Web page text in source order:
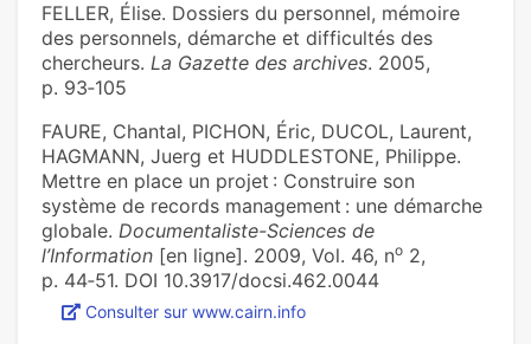
FELLER, Élise. Dossiers du personnel, mémoire
des personnels, démarche et difficultés des
chercheurs. La Gazette des archives. 2005,
p. 93‑105
FAURE, Chantal, PICHON, Éric, DUCOL, Laurent,
HAGMANN, Juerg et HUDDLESTONE, Philippe.
Mettre en place un projet : Construire son
système de records management : une démarche
globale. Documentaliste-Sciences de
l’Information [en ligne]. 2009, Vol. 46, no 2,
p. 44‑51. DOI 10.3917/docsi.462.0044
Consulter sur www.cairn.info